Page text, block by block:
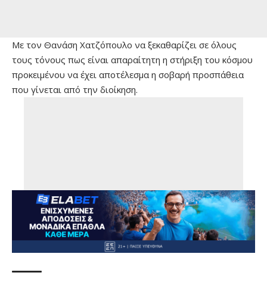
Με τον Θανάση Χατζόπουλο να ξεκαθαρίζει σε όλους
τους τόνους πως είναι απαραίτητη η στήριξη του κόσμου
προκειμένου να έχει αποτέλεσμα η σοβαρή προσπάθεια
που γίνεται από την διοίκηση.